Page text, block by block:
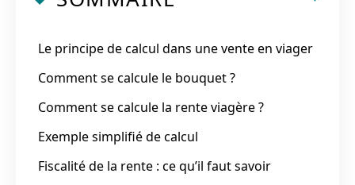
Le principe de calcul dans une vente en viager
Comment se calcule le bouquet ?
Comment se calcule la rente viagère ?
Exemple simplifié de calcul
Fiscalité de la rente : ce qu’il faut savoir